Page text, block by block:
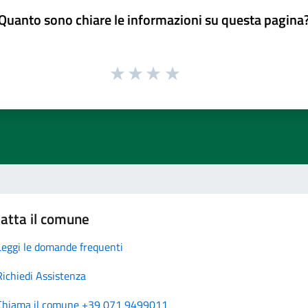
sono chiare le informazioni su questa
il comune
le domande frequenti
Assistenza
il comune +39 071 9499011